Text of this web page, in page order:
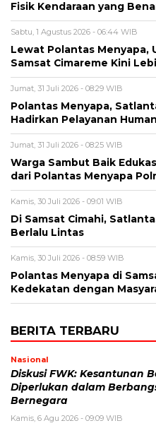
Fisik Kendaraan yang
Sabtu, 1 Agustus 2026 - 06:44 WIB
Lewat Polantas Menyapa,
Samsat Cimareme Kini
Jumat, 31 Juli 2026 - 08:29 WIB
Polantas Menyapa,
Hadirkan Pelayanan
Jumat, 31 Juli 2026 - 08:25 WIB
Warga Sambut Baik
dari Polantas Menyapa
Kamis, 30 Juli 2026 - 09:01 WIB
Di Samsat Cimahi,
Berlalu Lintas
Kamis, 30 Juli 2026 - 08:59 WIB
Polantas Menyapa di
Kedekatan dengan
BERITA TERBARU
Nasional
Diskusi FWK: Kesantunan
Diperlukan dalam
Bernegara
Kamis, 6 Agu 2026 - 09:09 WIB